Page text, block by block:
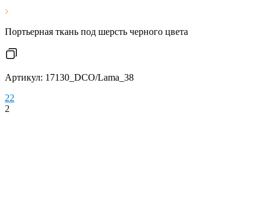
Портьерная ткань под шерсть черного цвета
Артикул: 17130_DCO/Lama_38
22
2